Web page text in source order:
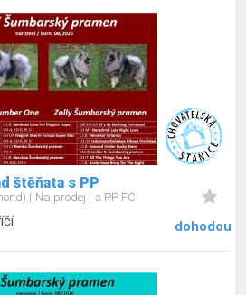
štěňata s PP
Na prodej s PP FCI
dohodou